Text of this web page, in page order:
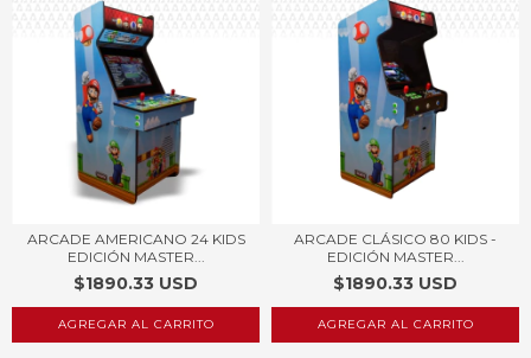
ARCADE AMERICANO 24 KIDS
EDICIÓN MASTER...
$1890.33 USD
AGREGAR AL CARRITO
ARCADE CLÁSICO 80 KIDS -
EDICIÓN MASTER...
$1890.33 USD
AGREGAR AL CARRITO